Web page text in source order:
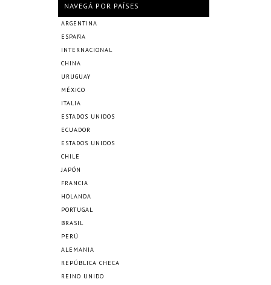
NAVEGÁ POR PAÍSES
ARGENTINA
ESPAÑA
INTERNACIONAL
CHINA
URUGUAY
MÉXICO
ITALIA
ESTADOS UNIDOS
ECUADOR
ESTADOS UNIDOS
CHILE
JAPÓN
FRANCIA
HOLANDA
PORTUGAL
BRASIL
PERÚ
ALEMANIA
REPÚBLICA CHECA
REINO UNIDO